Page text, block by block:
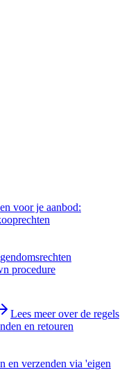
voor je aanbod:
procedure
Lees meer over de regels
en retouren
en verzenden via 'eigen